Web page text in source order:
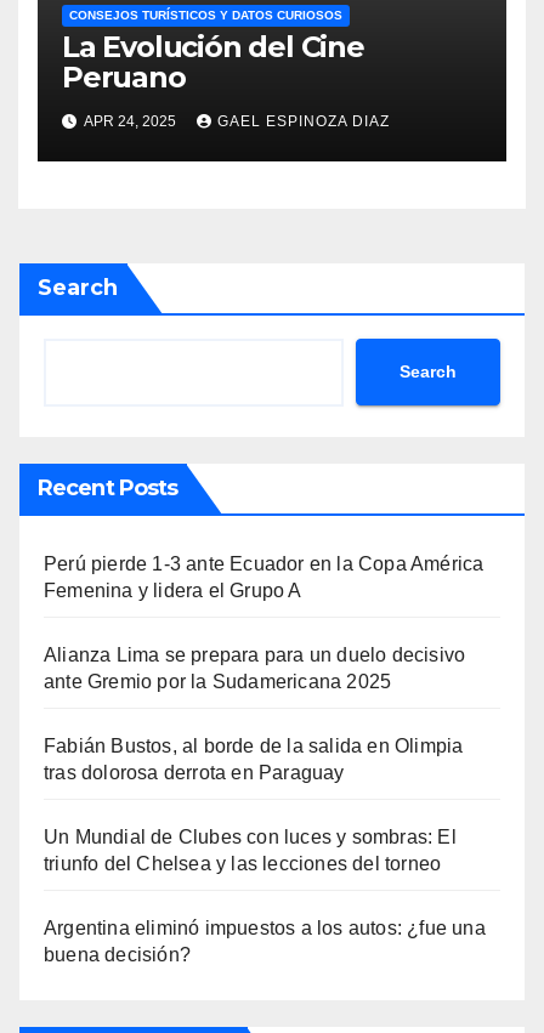
CONSEJOS TURÍSTICOS Y DATOS CURIOSOS
La Evolución del Cine
Peruano
APR 24, 2025 GAEL ESPINOZA DIAZ
Search
Search
Recent Posts
Perú pierde 1-3 ante Ecuador en la Copa América
Femenina y lidera el Grupo A
Alianza Lima se prepara para un duelo decisivo
ante Gremio por la Sudamericana 2025
Fabián Bustos, al borde de la salida en Olimpia
tras dolorosa derrota en Paraguay
Un Mundial de Clubes con luces y sombras: El
triunfo del Chelsea y las lecciones del torneo
Argentina eliminó impuestos a los autos: ¿fue una
buena decisión?